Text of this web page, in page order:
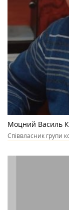
Моцний Василь
Співвласник групи